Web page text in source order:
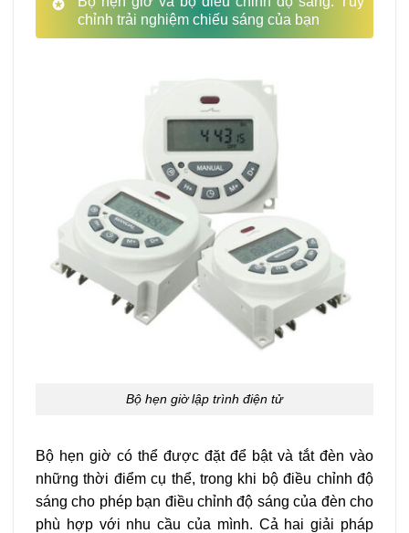
chỉnh trải nghiệm chiếu sáng của bạn
Bộ hẹn giờ lập trình điện tử
Bộ hẹn giờ có thể được đặt để bật và tắt đèn vào
những thời điểm cụ thể, trong khi bộ điều chỉnh độ
sáng cho phép bạn điều chỉnh độ sáng của đèn cho
phù hợp với nhu cầu của mình. Cả hai giải pháp